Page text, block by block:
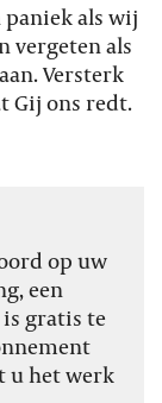
paniek als wij
vergeten als
Versterk
Gij ons redt.
op uw
een
is gratis te
u het werk